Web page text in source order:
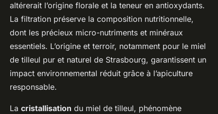
altérerait l’origine florale et la teneur en antioxydants.
La filtration préserve la composition nutritionnelle,
dont les précieux micro-nutriments et minéraux
essentiels. L’origine et terroir, notamment pour le miel
de tilleul pur et naturel de Strasbourg, garantissent un
impact environnemental réduit grâce à l’apiculture
responsable.
La cristallisation du miel de tilleul, phénomène